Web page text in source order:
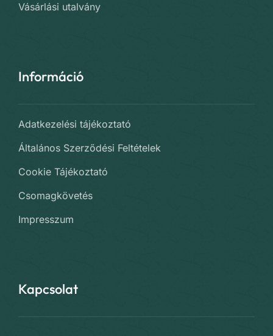
Vásárlási utalvány
Információ
Adatkezelési tájékoztató
Általános Szerződési Feltételek
Cookie Tájékoztató
Csomagkövetés
Impresszum
Kapcsolat